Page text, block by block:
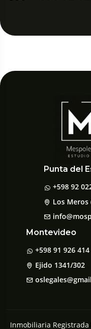
Punta del
+598 92
Los Meros
Montevideo
+598 91 926 414
Ejido 1341/302
Inmobiliaria Registrada